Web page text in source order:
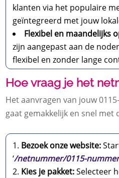
klanten via het populaire
geïntegreerd met jouw
Flexibel en maandelijks
zijn aangepast aan de
flexibel en zonder lange
Hoe vraag je het
Het aanvragen van jouw
gaat gemakkelijk en snel met
Bezoek onze website:
‘/netnummer/0115-
Kies je pakket:Selecteer